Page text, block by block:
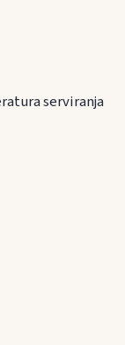
serviranja